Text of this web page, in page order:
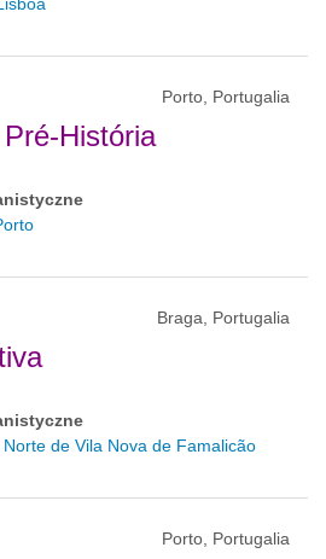
Porto, Portugalia
História
Braga, Portugalia
de Vila Nova de Famalicão
Porto, Portugalia